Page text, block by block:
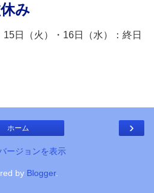
み
日（火）・16日（水）：終日
›
ホーム
ージョンを表示
by Blogger.